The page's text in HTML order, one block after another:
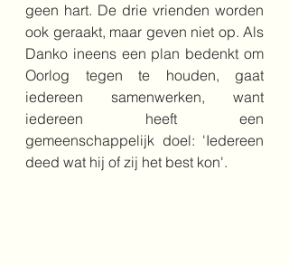
geen hart. De drie vrienden worden
ook geraakt, maar geven niet op. Als
Danko ineens een plan bedenkt om
Oorlog tegen te houden, gaat
iedereen samenwerken, want
iedereen heeft een
gemeenschappelijk doel: 'Iedereen
deed wat hij of zij het best kon'.